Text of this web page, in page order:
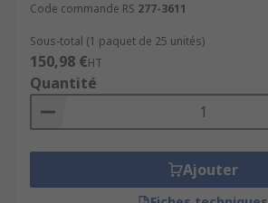
Code commande RS 277-3611
Sous-total (1 paquet de 25 unités)
150,98 €HT
Quantité
Ajouter